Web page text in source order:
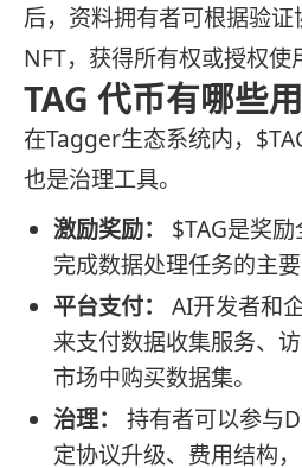
后，资料拥有者可根据验
NFT，获得所有权或授权使
TAG 代币有哪些用
在Tagger生态系统内，
也是治理工具。
激励奖励：
$TAG是奖
完成数据处理任务的主要
平台支付：
AI开发者和
来支付数据收集服务、
市场中购买数据集。
治理：
持有者可以参与
定协议升级、费用结构